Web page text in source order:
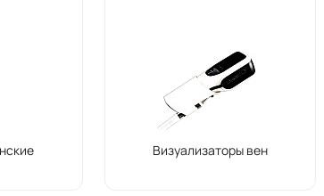
Визуализаторы вен